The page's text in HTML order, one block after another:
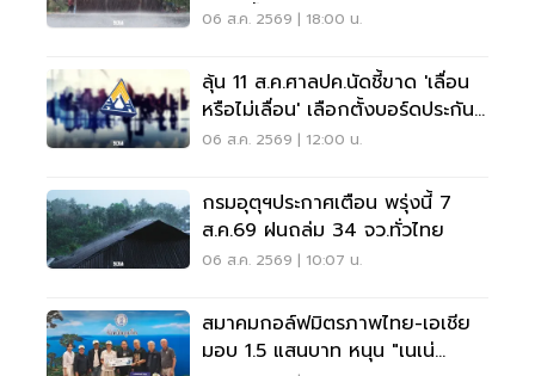
พลัน น้ำป่าไหลหลาก
06 ส.ค. 2569 | 18:00 น.
ลุ้น 11 ส.ค.ศาลปค.นัดชี้ขาด 'เลื่อน
หรือไม่เลื่อน' เลือกตั้งบอร์ดประกัน
สังคม
06 ส.ค. 2569 | 12:00 น.
กรมอุตุฯประกาศเตือน พรุ่งนี้ 7
ส.ค.69 ฝนถล่ม 34 จว.ทั่วไทย
06 ส.ค. 2569 | 10:07 น.
สมาคมกอล์ฟมิตรภาพไทย-เอเชีย
มอบ 1.5 แสนบาท หนุน "เนเน่